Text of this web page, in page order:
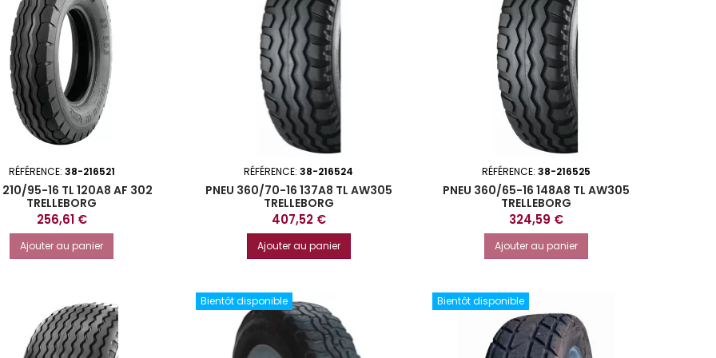
RÉFÉRENCE: 38-216521
210/95-16 TL 120A8 AF 302
TRELLEBORG
Prix
256,61 €
Ajouter au panier
RÉFÉRENCE:38-216524
PNEU 360/70-16 137A8 TL AW305
TRELLEBORG
Prix
407,52 €
Ajouter au panier
RÉFÉRENCE: 38-216525
PNEU 360/65-16 148A8 TL AW305
TRELLEBORG
Prix
324,59 €
Ajouter au panier
Bientôt disponible Bientôt disponible